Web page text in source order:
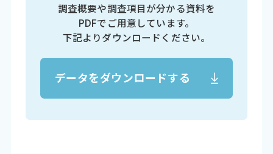
調査概要や調査項目が分かる資料を
PDFでご用意しています。
下記よりダウンロードください。
データをダウンロードする